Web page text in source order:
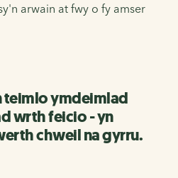
arwain at fwy o fy amser
teimlo ymdeimlad
wrth feicio - yn
chweil na gyrru.